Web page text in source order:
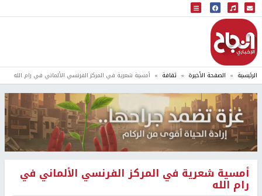
البث المباشر
إذاعة النجاح
الرئيسية الصفحة الأخيرة ثقافة أمسية شعرية في المركز الفرنسي الألماني في رام الله
أمسية شعرية في المركز الفرنسي الألماني في
رام الله